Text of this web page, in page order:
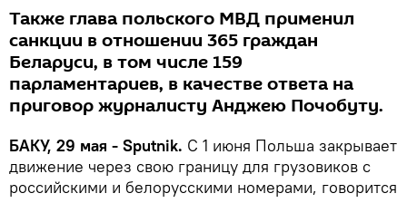
Также глава польского МВД применил
санкции в отношении 365 граждан
Беларуси, в том числе 159
парламентариев, в качестве ответа на
приговор журналисту Анджею Почобуту.
БАКУ, 29 мая - Sputnik. С 1 июня Польша закрывает
движение через свою границу для грузовиков с
российскими и белорусскими номерами, говорится